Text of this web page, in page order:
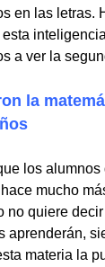
en las letras.
a ver la
la
los
mucho
no quiere
aprenderán,
materia la